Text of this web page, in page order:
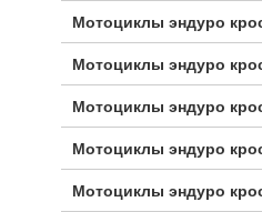
Мотоциклы эндуро
Мотоциклы эндуро
Мотоциклы эндуро
Мотоциклы эндуро
Мотоциклы эндуро